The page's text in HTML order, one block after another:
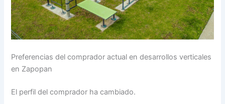
Preferencias del comprador actual en desarrollos verticales
en Zapopan
El perfil del comprador ha cambiado.